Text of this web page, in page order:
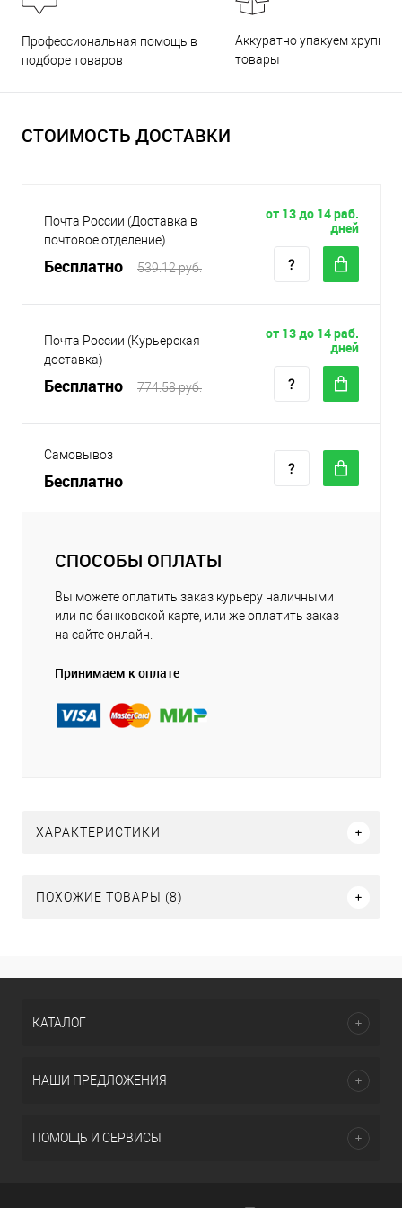
Профессиональная помощь в
подборе товаров
Аккуратно упакуем хрупкие
товары
СТОИМОСТЬ ДОСТАВКИ
Почта России (Доставка в
почтовое отделение)
Бесплатно 539.12 руб.
от 13 до 14 раб.
дней
Почта России (Курьерская
доставка)
Бесплатно 774.58 руб.
от 13 до 14 раб.
дней
Самовывоз
Бесплатно
СПОСОБЫ ОПЛАТЫ
Вы можете оплатить заказ курьеру наличными
или по банковской карте, или же оплатить заказ
на сайте онлайн.
Принимаем к оплате
ХАРАКТЕРИСТИКИ
ПОХОЖИЕ ТОВАРЫ (8)
КАТАЛОГ
НАШИ ПРЕДЛОЖЕНИЯ
ПОМОЩЬ И СЕРВИСЫ